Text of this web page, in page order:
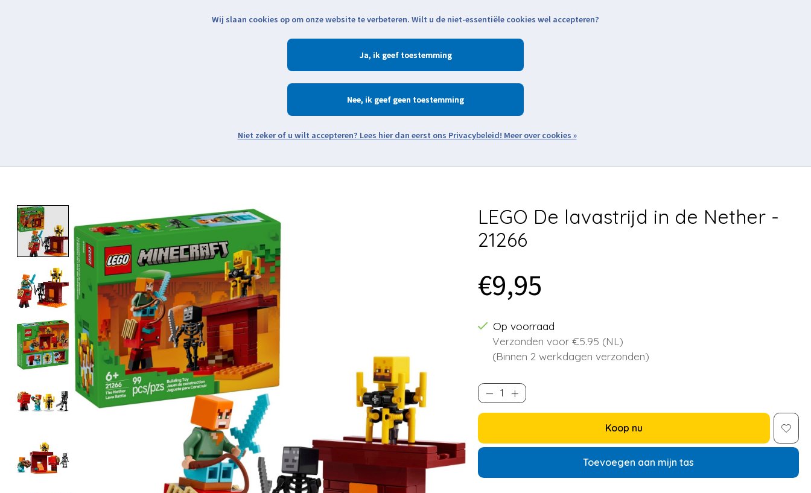
Zoeken
Product image slideshow Items
LEGO De lavastrijd in de Nether -
21266
€9,95
Op voorraad
Verzonden voor €5.95 (NL)
(Binnen 2 werkdagen verzonden)
Koop nu
Toevoegen aan mijn tas
Wij slaan cookies op om onze website te verbeteren. Wilt u de niet-essentiële cookies wel accepteren?
Ja
Nee
Meer over cookies »